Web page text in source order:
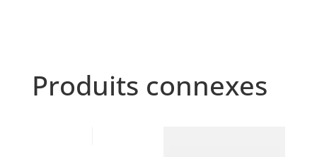
Produits connexes